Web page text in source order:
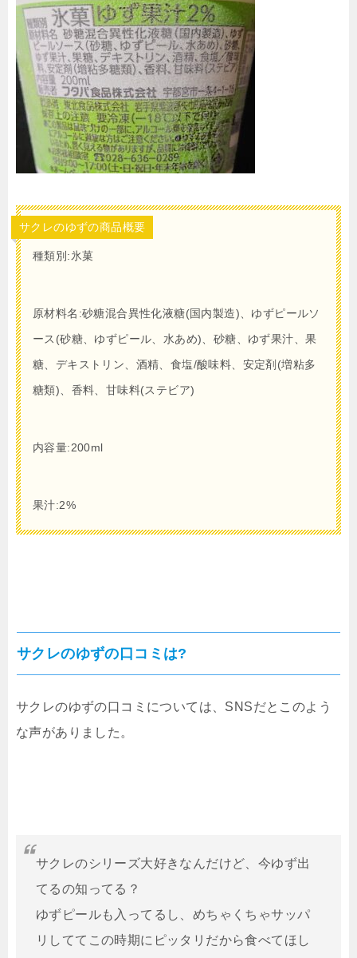
サクレのゆずの商品概要
種類別:氷菓
原材料名:砂糖混合異性化液糖(国内製造)、ゆずピールソ
ース(砂糖、ゆずピール、水あめ)、砂糖、ゆず果汁、果
糖、デキストリン、酒精、食塩/酸味料、安定剤(増粘多
糖類)、香料、甘味料(ステビア)
内容量:200ml
果汁:2%
サクレのゆずの口コミは?
サクレのゆずの口コミについては、SNSだとこのよう
な声がありました。
サクレのシリーズ大好きなんだけど、今ゆず出
てるの知ってる？
ゆずピールも入ってるし、めちゃくちゃサッパ
リしててこの時期にピッタリだから食べてほし